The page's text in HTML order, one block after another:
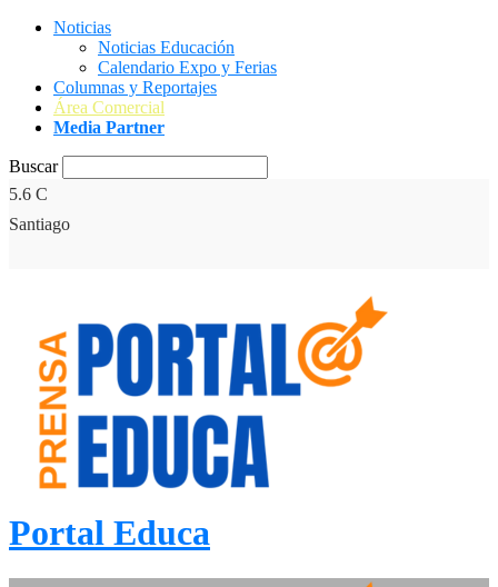
Noticias
Noticias Educación
Calendario Expo y Ferias
Columnas y Reportajes
Área Comercial
Media Partner
Buscar
5.6 C
Santiago
Portal Educa